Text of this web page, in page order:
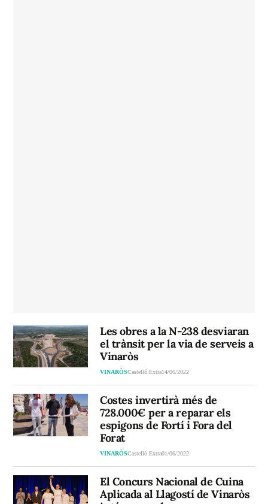
Les obres a la N-238 desviaran
el trànsit per la via de serveis a
Vinaròs
VINARÒSCastelló Extra14/06/2022
Costes invertirà més de
728.000€ per a reparar els
espigons de Fortí i Fora del
Forat
VINARÒSCastelló Extra01/06/2022
El Concurs Nacional de Cuina
Aplicada al Llagostí de Vinaròs